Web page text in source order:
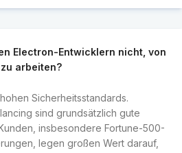
Electron-Entwicklern nicht, von
arbeiten?
Sicherheitsstandards.
sind grundsätzlich gute
insbesondere Fortune-500-
legen großen Wert darauf,